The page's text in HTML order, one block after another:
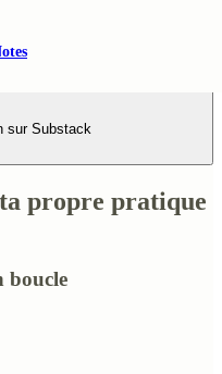
sur Substack
propre pratique
boucle